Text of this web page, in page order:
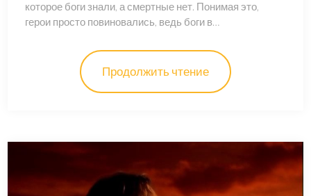
которое боги знали, а смертные нет. Понимая это,
герои просто повиновались, ведь боги в…
Продолжить чтение